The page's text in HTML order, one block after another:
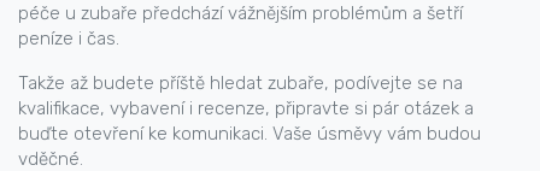
péče u zubaře předchází vážnějším problémům a šetří
peníze i čas.
Takže až budete příště hledat zubaře, podívejte se na
kvalifikace, vybavení i recenze, připravte si pár otázek a
buďte otevření ke komunikaci. Vaše úsměvy vám budou
vděčné.